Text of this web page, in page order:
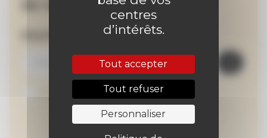
centres
d’intérêts.
Tout accepter
Tout refuser
Personnaliser
de nos actualités !
Inscrivez-vous à la newsletter
Je suis abonné au site